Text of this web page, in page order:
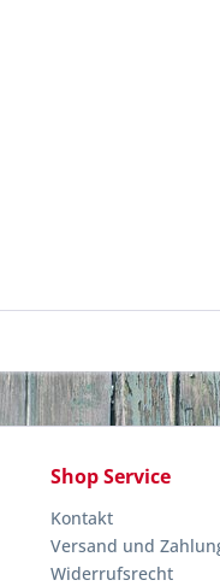
Shop Service
Kontakt
Versand und
Widerrufsrecht